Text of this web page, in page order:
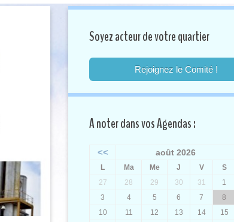
Soyez acteur de votre quartier
Rejoignez le Comité !
A noter dans vos Agendas :
<< août 2026
L Ma Me J V S
27
28 29 30 31 1
3
4 5 6 7 8
10
11 12 13 14 15